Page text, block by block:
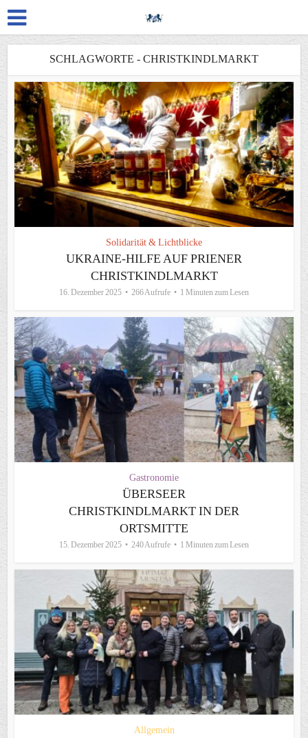
SCHLAGWORTE - CHRISTKINDLMARKT
Solidarität & Lichtblicke
UKRAINE-HILFE AUF PRIENER
CHRISTKINDLMARKT
16. Dezember 2025 266 Aufrufe 1 Minuten zum Lesen
Gastronomie
ÜBERSEER
CHRISTKINDLMARKT IN DER
ORTSMITTE
15. Dezember 2025 240 Aufrufe 1 Minuten zum Lesen
Allgemein